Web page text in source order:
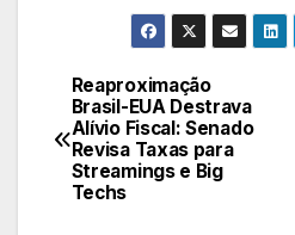
Navegação
de
Post
Reaproximação
Brasil-EUA Destrava
Alívio Fiscal: Senado
Revisa Taxas para
Streamings e Big
Techs